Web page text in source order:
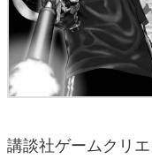
講談社ゲームクリ